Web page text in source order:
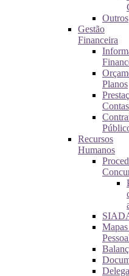
Outros
Gestão
Financeira
Planos
Contas
Recursos
Humanos